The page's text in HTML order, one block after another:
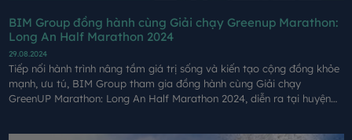
BIM Group đồng hành cùng Giải chạy Greenup Marathon:
Long An Half Marathon 2024
29.08.2024
Tiếp nối hành trình nâng tầm giá trị sống và kiến tạo cộng đồng khỏe
mạnh, ưu tú, BIM Group tham gia đồng hành cùng Giải chạy
GreenUP Marathon: Long An Half Marathon 2024, diễn ra tại huyện